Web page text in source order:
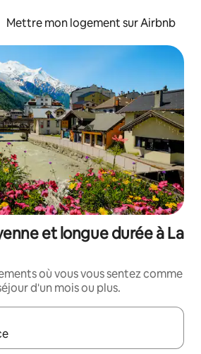
Mettre mon logement sur Airbnb
et longue durée à La
où vous vous sentez comme
d'un mois ou plus.
s'affichent, utilisez les flèches vers le